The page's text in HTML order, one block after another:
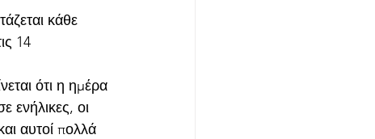
κάθε
14
ότι η ημέρα
ενήλικες, οι
αυτοί πολλά